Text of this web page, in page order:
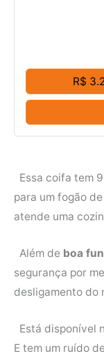
R$
Essa coifa tem
para um fogão
atende uma
Além de boa
segurança por
desligamento do
Está disponível
E tem um ruído